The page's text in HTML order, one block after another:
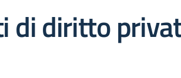
di diritto